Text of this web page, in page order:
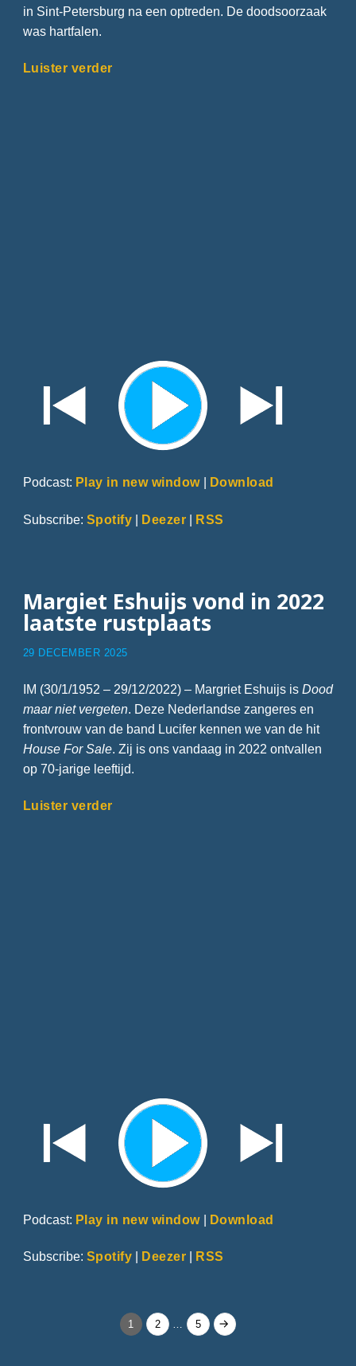
in Sint-Petersburg na een optreden. De doodsoorzaak
was hartfalen.
Luister verder
Podcast: Play in new window| Download
Subscribe: Spotify | Deezer | RSS
Margiet Eshuijs vond in 2022
laatste rustplaats
29 DECEMBER 2025
IM (30/1/1952 – 29/12/2022) – Margriet Eshuijs is Dood
maar niet vergeten. Deze Nederlandse zangeres en
frontvrouw van de band Lucifer kennen we van de hit
House For Sale. Zij is ons vandaag in 2022 ontvallen
op 70-jarige leeftijd.
Luister verder
Podcast: Play in new window| Download
Subscribe: Spotify Deezer RSS
Page
1 Page
2 … Page
5